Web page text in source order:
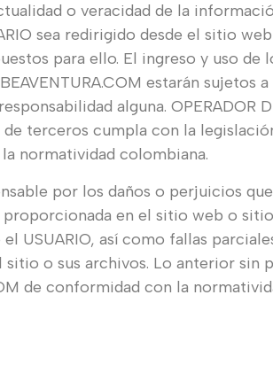
o veracidad de la
sea redirigido desde el sitio
para ello. El ingreso y uso
estarán
alguna. OPERADOR
terceros cumpla con la
normatividad colombiana.
por los daños o perjuicios
en el sitio web o
USUARIO, así como fallas
o sus archivos. Lo anterior
de conformidad con la